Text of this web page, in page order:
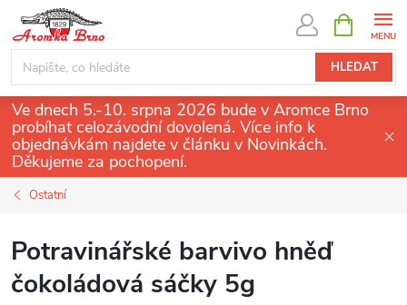
obsah
HLEDAT
NÁKUPNÍ
KOŠÍK
Ve dnech 5.-10. srpna 2026 bude v Aromce Brno
probíhat celozávodní dovolená. Více info k
objednávkám najdete v článku v Novinkách.
Děkujeme za pochopení.
Ostatní
Potravinářské barvivo hněď
čokoládová sáčky 5g